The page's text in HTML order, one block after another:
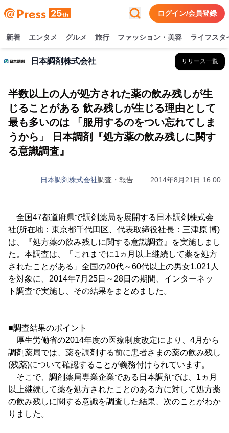
ログイン/会員登録
新着 エンタメ グルメ 旅行 ファッション・美容 ライフスタ
日本調剤株式会社 リリース一覧
半数以上の人が処方された薬の飲み残しが生
じることがある 飲み残しが生じる理由として
最も多いのは 「服用するのをつい忘れてしま
うから」 日本調剤『処方薬の飲み残しに関す
る意識調査』
日本調剤株式会社調査・報告 2014年8月21日 16:00
全国47都道府県で調剤薬局を展開する日本調剤株式会
社(所在地：東京都千代田区、代表取締役社長：三津原 博)
は、『処方薬の飲み残しに関する意識調査』を実施しまし
た。本調査は、「これまでに1ヵ月以上継続して薬を処方
されたことがある」全国の20代～60代以上の男女1,021人
を対象に、2014年7月25日～28日の期間、インターネッ
ト調査で実施し、その結果をまとめました。
■調査結果のポイント
厚生労働省の2014年度の医療制度改定により、4月から
調剤薬局では、薬を調剤する前に患者さまの薬の飲み残し
(残薬)について確認することが義務付けられています。
そこで、調剤薬局専業企業である日本調剤では、1ヵ月
以上継続して薬を処方されたことのある方に対して処方薬
の飲み残しに関する意識を調査した結果、次のことがわか
りました。